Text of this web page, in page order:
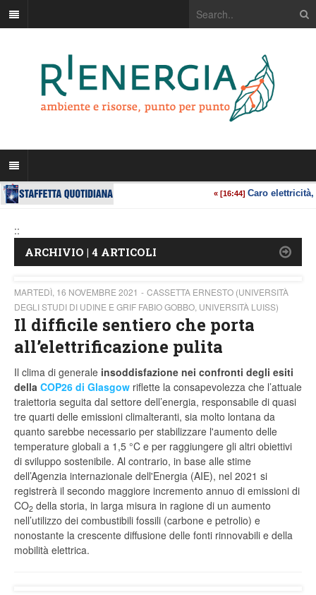
::
ARCHIVIO | 4 ARTICOLI
MARTEDÌ, 16 NOVEMBRE 2021
CASSETTA ERNESTO (UNIVERSITÀ
DEGLI STUDI DI UDINE E GRIF FABIO GOBBO, UNIVERSITÀ LUISS)
Il difficile sentiero che porta
all’elettrificazione pulita
Il clima di generale insoddisfazione nei confronti degli esiti
della COP26 di Glasgow riflette la consapevolezza che l’attuale
traiettoria seguita dal settore dell’energia, responsabile di quasi
tre quarti delle emissioni climalteranti, sia molto lontana da
quanto sarebbe necessario per stabilizzare l'aumento delle
temperature globali a 1,5 °C e per raggiungere gli altri obiettivi
di sviluppo sostenibile. Al contrario, in base alle stime
dell’Agenzia internazionale dell'Energia (AIE), nel 2021 si
registrerà il secondo maggiore incremento annuo di emissioni di
CO2 della storia, in larga misura in ragione di un aumento
nell’utilizzo dei combustibili fossili (carbone e petrolio) e
nonostante la crescente diffusione delle fonti rinnovabili e della
mobilità elettrica.